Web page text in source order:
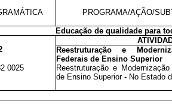
PROGRAMA/AÇÃO/
Educação de qualidade para
Reestruturação e
Federais de Ensino Superior
0025
Reestruturação e
de Ensino Superior - No Estado